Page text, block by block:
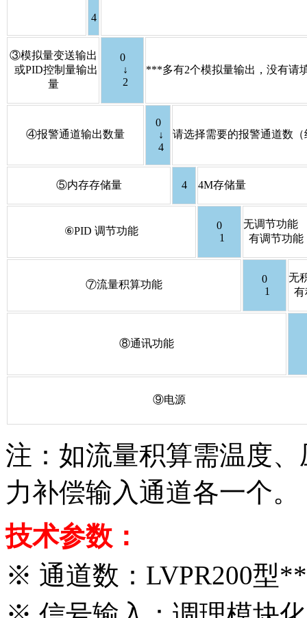
4
③模拟量变送输出
或PID控制量输出
量
0
↓
2
***多有2个模拟量输出，没有请
④报警通道输出数量
0
↓
4
请选择需要的报警通道数（
⑤内存存储量 4 4M存储量
⑥PID 调节功能
0
1
无调节功能
有调节功能
⑦流量积算功能
0
1
无
有
⑧通讯功能
⑨电源
注：如流量积算需温度
力补偿输入通道各一个。
技术参数：
※ 通道数：LVPR200型